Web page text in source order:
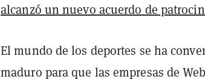
alcanzó un nuevo acuerdo de
El mundo de los deportes se ha
maduro para que las empresas de